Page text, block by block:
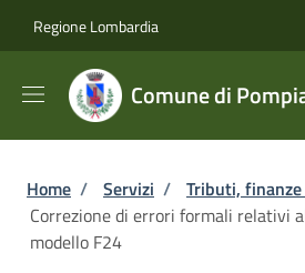
Regione Lombardia
Comune di
Briciole di pane
Home / Servizi / Tributi,
Correzione di errori formali relativi
modello F24